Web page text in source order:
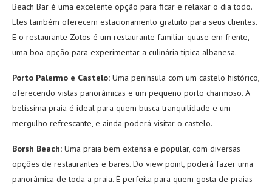
Beach Bar é uma excelente opção para ficar e relaxar o dia todo.
Eles também oferecem estacionamento gratuito para seus clientes.
E o restaurante Zotos é um restaurante familiar quase em frente,
uma boa opção para experimentar a culinária típica albanesa.
Porto Palermo e Castelo: Uma península com um castelo histórico,
oferecendo vistas panorâmicas e um pequeno porto charmoso. A
belíssima praia é ideal para quem busca tranquilidade e um
mergulho refrescante, e ainda poderá visitar o castelo.
Borsh Beach: Uma praia bem extensa e popular, com diversas
opções de restaurantes e bares. Do view point, poderá fazer uma
panorâmica de toda a praia. É perfeita para quem gosta de praias